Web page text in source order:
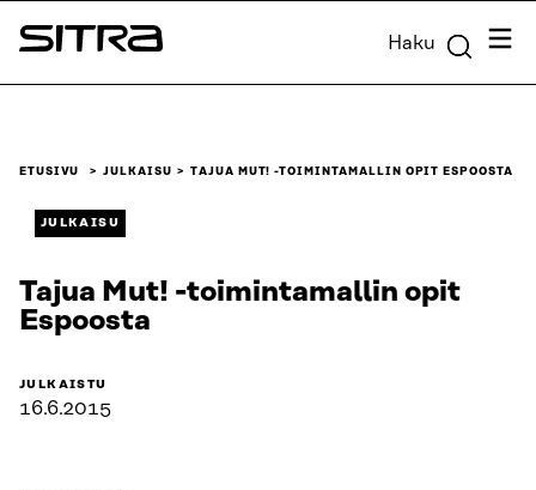
Siirry
suoraan
Sitra Haku
ETUSIVU JULKAISU TAJUA MUT! -TOIMINTAMALLIN OPIT ESPOOSTA
JULKAISU
Tajua Mut! -toimintamallin opit
Espoosta
JULKAISTU
16.6.2015